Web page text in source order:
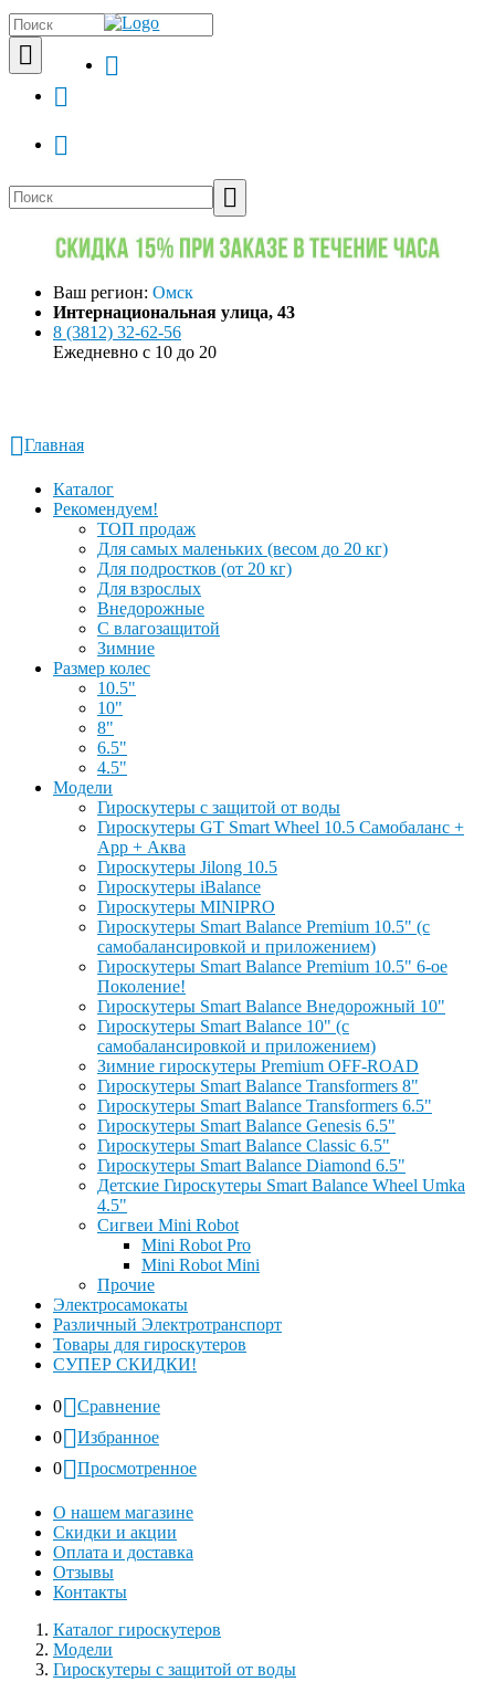
Ваш регион: Омск
Интернациональная улица, 43
8 (3812) 32-62-56
Ежедневно с 10 до 20
Главная
Каталог
Рекомендуем!
ТОП продаж
Для самых маленьких (весом до 20 кг)
Для подростков (от 20 кг)
Для взрослых
Внедорожные
С влагозащитой
Зимние
Размер колес
10.5"
10"
8"
6.5"
4.5"
Модели
Гироскутеры с защитой от воды
Гироскутеры GT Smart Wheel 10.5 Самобаланс +
App + Аква
Гироскутеры Jilong 10.5
Гироскутеры iBalance
Гироскутеры MINIPRO
Гироскутеры Smart Balance Premium 10.5" (с
самобалансировкой и приложением)
Гироскутеры Smart Balance Premium 10.5" 6-ое
Поколение!
Гироскутеры Smart Balance Внедорожный 10"
Гироскутеры Smart Balance 10" (с
самобалансировкой и приложением)
Зимние гироскутеры Premium OFF-ROAD
Гироскутеры Smart Balance Transformers 8"
Гироскутеры Smart Balance Transformers 6.5"
Гироскутеры Smart Balance Genesis 6.5"
Гироскутеры Smart Balance Classic 6.5"
Гироскутеры Smart Balance Diamond 6.5"
Детские Гироскутеры Smart Balance Wheel Umka
4.5"
Сигвеи Mini Robot
Mini Robot Pro
Mini Robot Mini
Прочие
Электросамокаты
Различный Электротранспорт
Товары для гироскутеров
СУПЕР СКИДКИ!
0
Сравнение
0
Избранное
0
Просмотренное
О нашем магазине
Скидки и акции
Оплата и доставка
Отзывы
Контакты
Каталог гироскутеров
Модели
Гироскутеры с защитой от воды